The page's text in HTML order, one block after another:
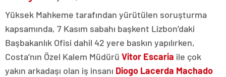
Yüksek Mahkeme tarafından yürütülen soruşturma
kapsamında, 7 Kasım sabahı başkent Lizbon’daki
Başbakanlık Ofisi dahil 42 yere baskın yapılırken,
Costa’nın Özel Kalem Müdürü Vitor Escaria ile çok
yakın arkadaşı olan iş insanı Diogo Lacerda Machado